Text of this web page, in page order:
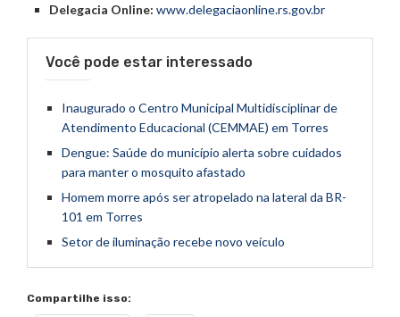
Delegacia Online: www.delegaciaonline.rs.gov.br
Você pode estar interessado
Inaugurado o Centro Municipal Multidisciplinar de
Atendimento Educacional (CEMMAE) em Torres
Dengue: Saúde do município alerta sobre cuidados
para manter o mosquito afastado
Homem morre após ser atropelado na lateral da BR-
101 em Torres
Setor de iluminação recebe novo veículo
Compartilhe isso: